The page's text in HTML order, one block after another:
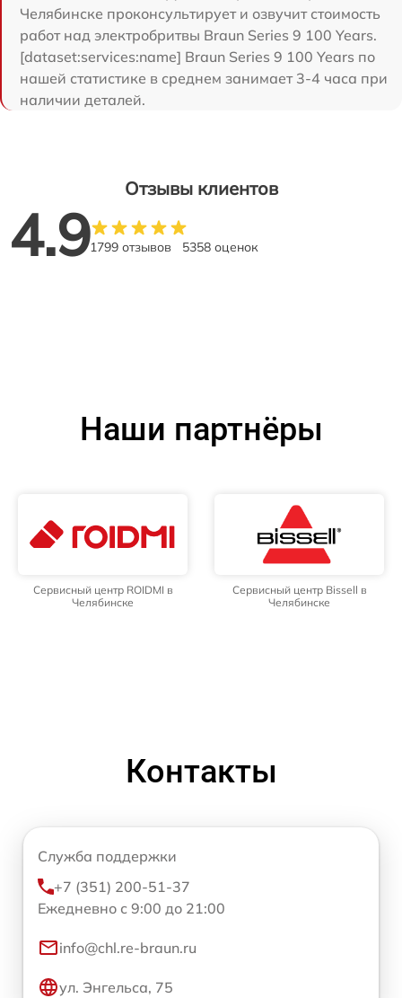
Челябинске проконсультирует и озвучит стоимость
работ над электробритвы Braun Series 9 100 Years.
[dataset:services:name] Braun Series 9 100 Years по
нашей статистике в среднем занимает 3-4 часа при
наличии деталей.
Отзывы клиентов
4.91799 отзывов 5358 оценок
Наши партнёры
Сервисный центр ROIDMI в
Челябинске
Сервисный центр Bissell в
Челябинске
Контакты
Служба поддержки
+7 (351) 200-51-37
Ежедневно с 9:00 до 21:00
info@chl.re-braun.ru
ул. Энгельса, 75